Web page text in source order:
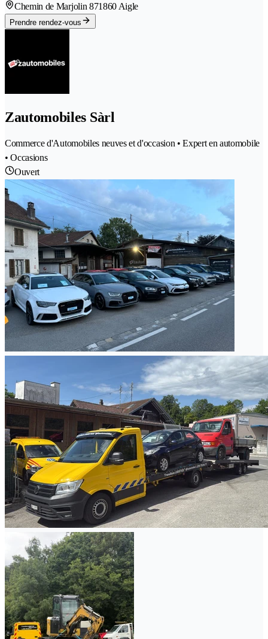
Chemin de Marjolin 871860 Aigle
Prendre rendez-vous
Zautomobiles Sàrl
Commerce d'Automobiles neuves et d'occasion • Expert en automobile
• Occasions
Ouvert